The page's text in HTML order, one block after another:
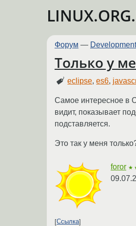
Форум — Development
Только у
eclipse,es6,
Самое интересное в
видит, показывает
подставляется.
Это так у меня
foror
Ссылка